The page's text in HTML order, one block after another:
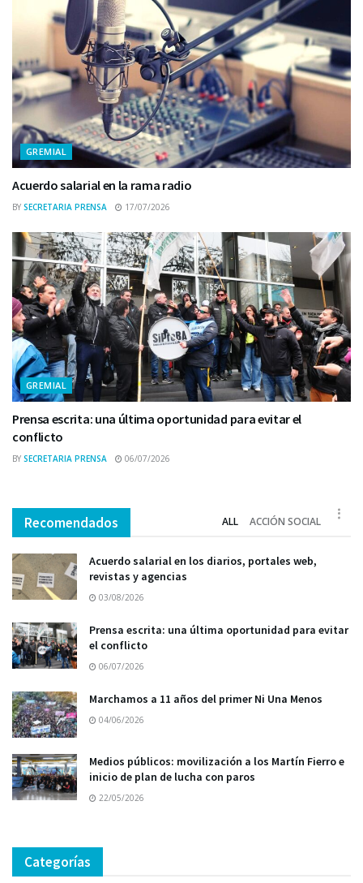
GREMIAL
Acuerdo salarial en la rama radio
BY SECRETARIA PRENSA 17/07/2026
GREMIAL
Prensa escrita: una última oportunidad para evitar el
conflicto
BY SECRETARIA PRENSA 06/07/2026
Recomendados ALL ACCIÓN SOCIAL
Acuerdo salarial en los diarios, portales web,
revistas y agencias
03/08/2026
Prensa escrita: una última oportunidad para evitar
el conflicto
06/07/2026
Marchamos a 11 años del primer Ni Una Menos
04/06/2026
Medios públicos: movilización a los Martín Fierro e
inicio de plan de lucha con paros
22/05/2026
Categorías